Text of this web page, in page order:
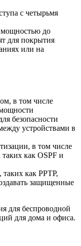
с четырьмя
до
для покрытия
или на
в том числе
безопасности
устройствами в
в том числе
как OSPF и
как PPTP,
защищенные
для беспроводной
для дома и офиса.